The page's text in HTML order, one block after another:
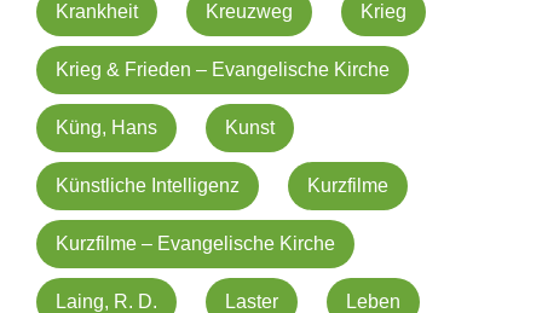
Krankheit Kreuzweg Krieg
Krieg & Frieden – Evangelische Kirche
Küng, Hans Kunst
Künstliche Intelligenz Kurzfilme
Kurzfilme – Evangelische Kirche
Laing, R. D. Laster Leben